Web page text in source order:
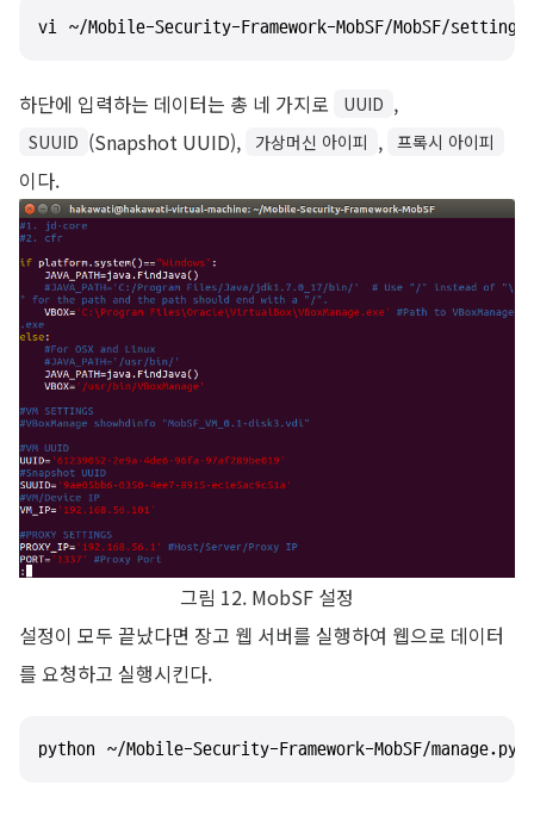
vi ~/Mobile-Security-Framework-MobSF/MobSF/
하단에 입력하는 데이터는 총 네 가지로 UUID ,
SUUID (Snapshot UUID), 가상머신 아이피 , 프록시 아이피
이다.
그림 12. MobSF 설정
설정이 모두 끝났다면 장고 웹 서버를 실행하여 웹으로 데이터
를 요청하고 실행시킨다.
python ~/Mobile-Security-Framework-MobSF/